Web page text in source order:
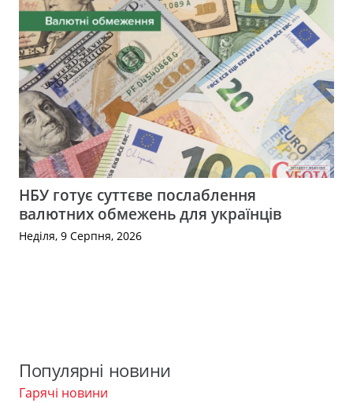
НБУ готує суттєве послаблення
валютних обмежень для українців
Неділя, 9 Серпня, 2026
Популярні новини
Гарячі новини